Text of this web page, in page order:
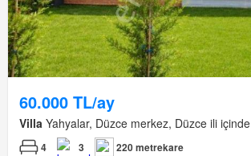
60.000 TL/ay
Villa Yahyalar, Düzce merkez, Düzce ili içinde
4 3 220 metrekare